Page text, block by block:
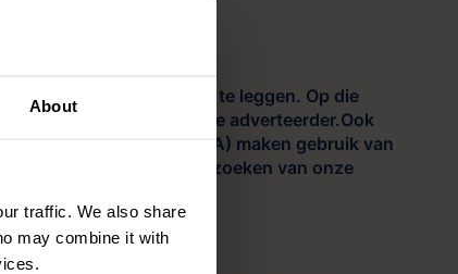
About
traffic. We also share
may combine it with
van een bezoeker vast te leggen. Op die
zowel de bezoeker als de adverteerder.Ook
media (zoals META) maken gebruik van
bij het voor het eerst bezoeken van onze